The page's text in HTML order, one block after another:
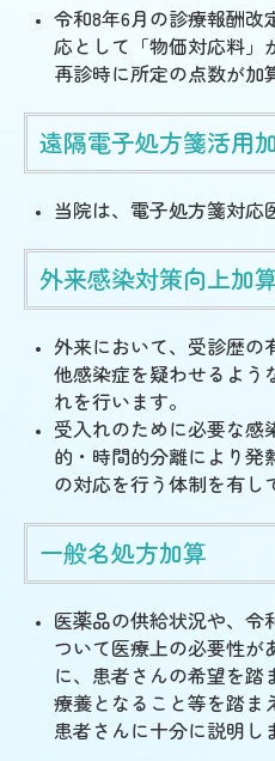
令和8年6月の診療報酬改
応として「物価対応料」
再診時に所定の点数が加
遠隔電子処方箋活用
当院は、電子処方箋対応
外来感染対策向上加
外来において、受診歴の
他感染症を疑わせるよう
れを行います。
受入れのために必要な感
的・時間的分離により発
の対応を行う体制を有し
一般名処方加算
医薬品の供給状況や、令
ついて医療上の必要性が
に、 患者さんの希望を踏
療養となること等を踏ま
患者さんに十分に説明し